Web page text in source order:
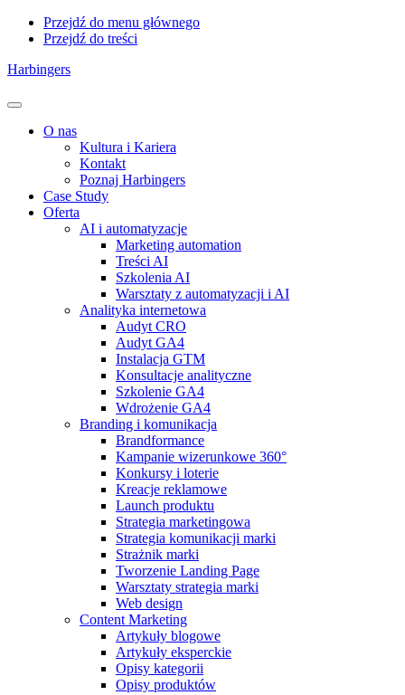
Przejdź do menu głównego
Przejdź do treści
Harbingers
Menu
O nas
Kultura i Kariera
Kontakt
Poznaj Harbingers
Case Study
Oferta
AI i automatyzacje
Marketing automation
Treści AI
Szkolenia AI
Warsztaty z automatyzacji i AI
Analityka internetowa
Audyt CRO
Audyt GA4
Instalacja GTM
Konsultacje analityczne
Szkolenie GA4
Wdrożenie GA4
Branding i komunikacja
Brandformance
Kampanie wizerunkowe 360°
Konkursy i loterie
Kreacje reklamowe
Launch produktu
Strategia marketingowa
Strategia komunikacji marki
Strażnik marki
Tworzenie Landing Page
Warsztaty strategia marki
Web design
Content Marketing
Artykuły blogowe
Artykuły eksperckie
Opisy kategorii
Opisy produktów